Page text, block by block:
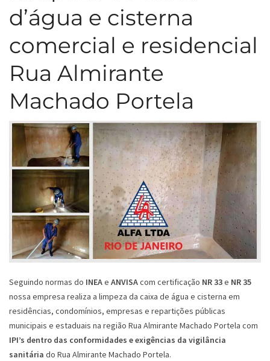
d’água e cisterna
comercial e residencial
Rua Almirante
Machado Portela
Seguindo normas do INEAe ANVISAcom certificação NR 33e NR 35
nossa empresa realiza a limpeza da caixa de água e cisterna em
residências, condomínios, empresas e repartições públicas
municipais e estaduais na região Rua Almirante Machado Portela com
IPI’s dentro das conformidades e exigências da vigilância
sanitária do Rua Almirante Machado Portela.